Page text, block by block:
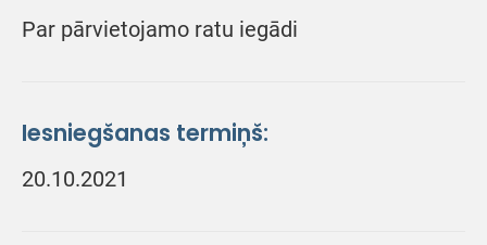
Par pārvietojamo ratu iegādi
Iesniegšanas termiņš:
20.10.2021